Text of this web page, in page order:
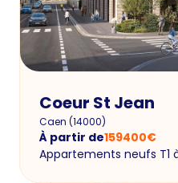
Coeur St Jean
Caen (14000)
À partir de159400€
Appartements neufs T1